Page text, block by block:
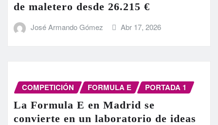
de maletero desde 26.215 €
José Armando Gómez Abr 17, 2026
COMPETICIÓN FORMULA E PORTADA 1
La Formula E en Madrid se
convierte en un laboratorio de ideas